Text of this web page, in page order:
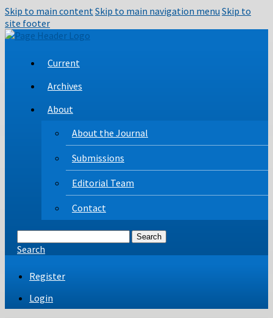
Skip to main contentSkip to main navigation menu Skip to
site footer
Current
Archives
About
About the Journal
Submissions
Editorial Team
Contact
Search
Search
Register
Login